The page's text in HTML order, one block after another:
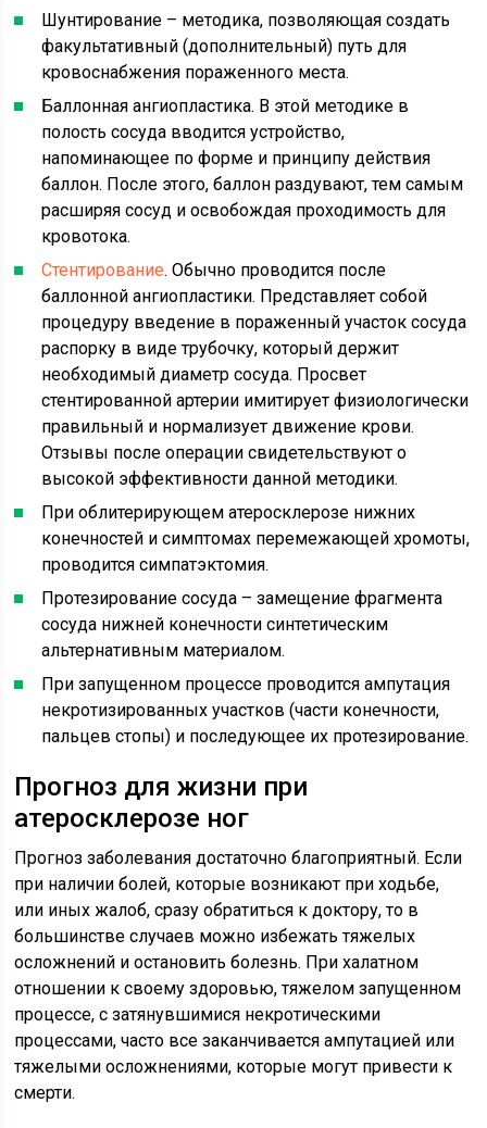
Шунтирование – методика, позволяющая создать
факультативный (дополнительный) путь для
кровоснабжения пораженного места.
Баллонная ангиопластика. В этой методике в
полость сосуда вводится устройство,
напоминающее по форме и принципу действия
баллон. После этого, баллон раздувают, тем самым
расширяя сосуд и освобождая проходимость для
кровотока.
Стентирование. Обычно проводится после
баллонной ангиопластики. Представляет собой
процедуру введение в пораженный участок сосуда
распорку в виде трубочку, который держит
необходимый диаметр сосуда. Просвет
стентированной артерии имитирует физиологически
правильный и нормализует движение крови.
Отзывы после операции свидетельствуют о
высокой эффективности данной методики.
При облитерирующем атеросклерозе нижних
конечностей и симптомах перемежающей хромоты,
проводится симпатэктомия.
Протезирование сосуда – замещение фрагмента
сосуда нижней конечности синтетическим
альтернативным материалом.
При запущенном процессе проводится ампутация
некротизированных участков (части конечности,
пальцев стопы) и последующее их протезирование.
Прогноз для жизни при
атеросклерозе ног
Прогноз заболевания достаточно благоприятный. Если
при наличии болей, которые возникают при ходьбе,
или иных жалоб, сразу обратиться к доктору, то в
большинстве случаев можно избежать тяжелых
осложнений и остановить болезнь. При халатном
отношении к своему здоровью, тяжелом запущенном
процессе, с затянувшимися некротическими
процессами, часто все заканчивается ампутацией или
тяжелыми осложнениями, которые могут привести к
смерти.